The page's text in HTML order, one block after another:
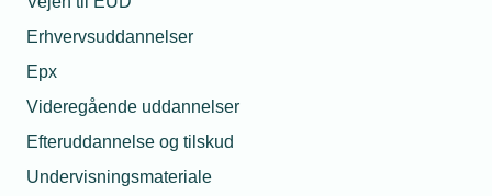
Erhvervsuddannelser
Epx
Videregående uddannelser
Efteruddannelse og tilskud
Undervisningsmateriale